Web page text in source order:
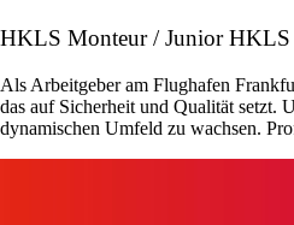
HKLS Monteur / Junior HKLS
Als Arbeitgeber am Flughafen
das auf Sicherheit und Qualität setzt.
dynamischen Umfeld zu wachsen.